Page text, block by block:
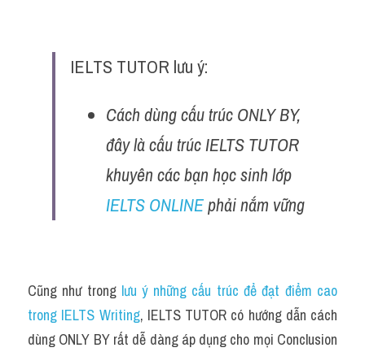
IELTS TUTOR lưu ý:
Cách dùng cấu trúc ONLY BY,
đây là cấu trúc IELTS TUTOR
IELTS ONLINE phải nắm vững
Cũng như trong lưu ý những cấu trúc để đạt điểm cao
trong IELTS Writing, IELTS TUTOR có hướng dẫn cách
dùng ONLY BY rất dễ dàng áp dụng cho mọi Conclusion